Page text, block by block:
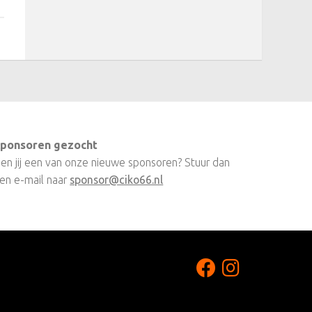
gezocht
jij een van onze nieuwe sponsoren? Stuur dan
e-mail naar sponsor@ciko66.nl